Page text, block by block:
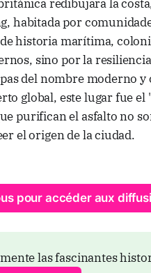
redibujara la
habitada por
historia marítima,
sino por la
del nombre moderno
global, este lugar fue
purifican el asfalto no
el origen de la ciudad.
pour accéder aux
las fascinantes